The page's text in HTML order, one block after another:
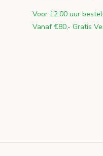
Voor 12:00 uur
Vanaf €80,- Gratis